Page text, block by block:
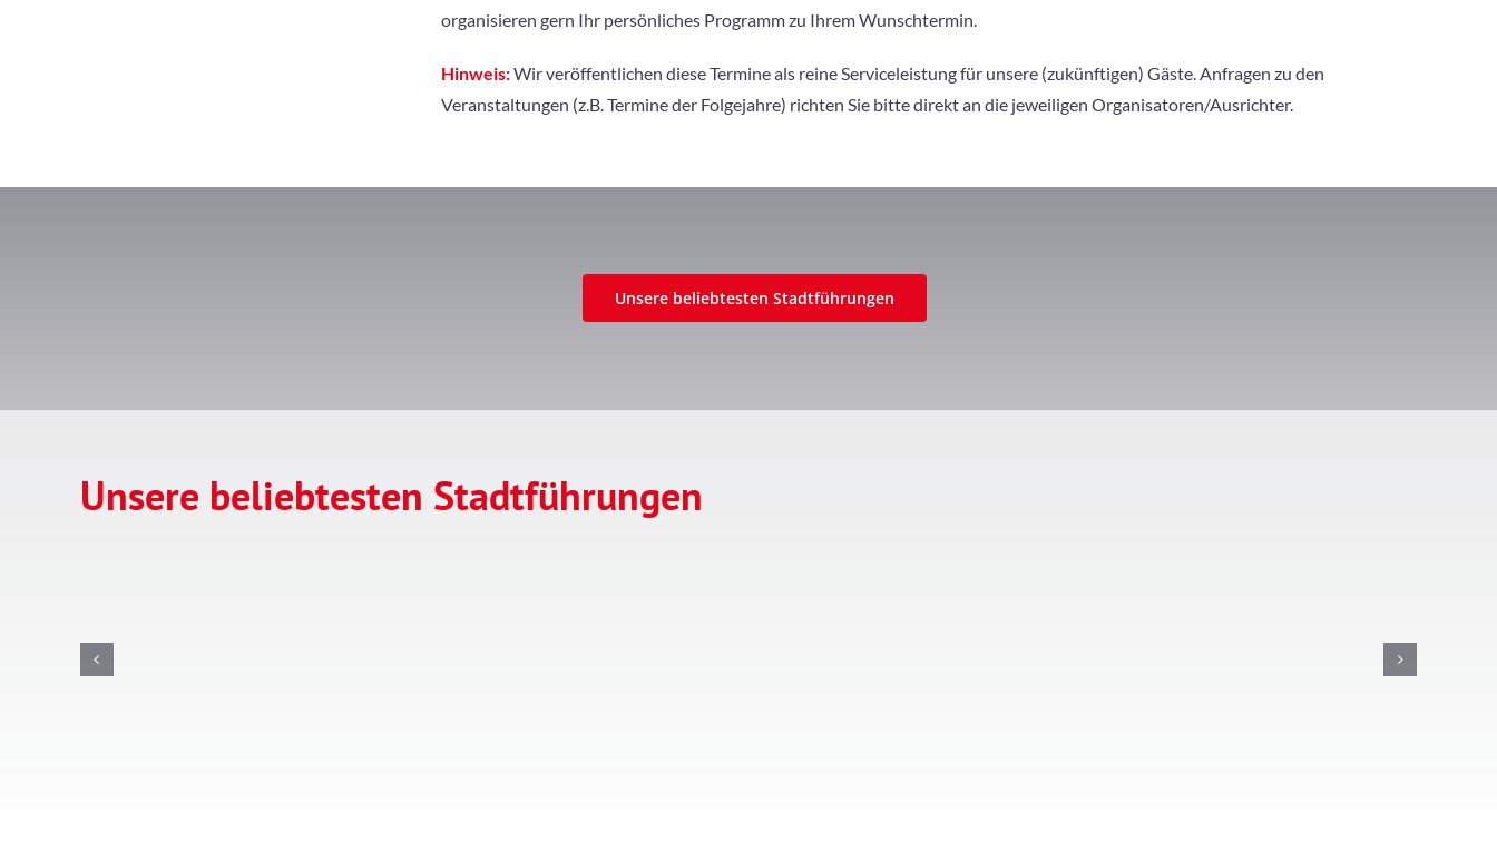
organisieren gern Ihr persönliches Programm zu Ihrem Wunschtermin.
Hinweis:Wir veröffentlichen diese Termine als reine Serviceleistung für unsere (zukünftigen) Gäste. Anfragen zu den
Veranstaltungen (z.B. Termine der Folgejahre) richten Sie bitte direkt an die jeweiligen Organisatoren/Ausrichter.
Unsere beliebtesten Stadtführungen
Unsere beliebtesten Stadtführungen